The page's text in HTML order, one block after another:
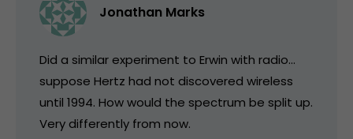
Jonathan Marks
Did a similar experiment to Erwin with radio…
suppose Hertz had not discovered wireless
until 1994. How would the spectrum be split up.
Very differently from now.